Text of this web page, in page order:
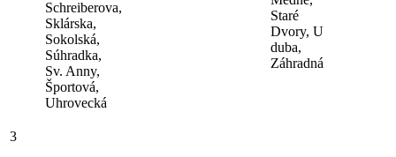
Schreiberova,
Sklárska,
Sokolská,
Súhradka,
Sv. Anny,
Športová,
Uhrovecká
Staré
Dvory, U
duba,
Záhradná
3